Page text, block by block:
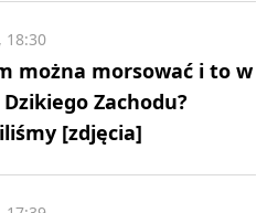
można morsować i to w
Zachodu?
[zdjęcia]
18:30